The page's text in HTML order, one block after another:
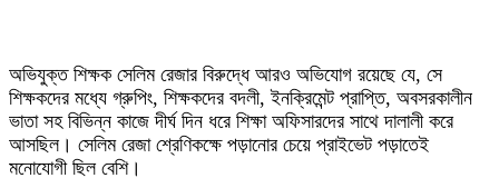
অভিযুক্ত শিক্ষক সেলিম রেজার বিরুদ্ধে আরও অভিযোগ রয়েছে যে, সে
শিক্ষকদের মধ্যে গ্রুপিং, শিক্ষকদের বদলী, ইনক্রিমেন্ট প্রাপ্তি, অবসরকালীন
ভাতা সহ বিভিন্ন কাজে দীর্ঘ দিন ধরে শিক্ষা অফিসারদের সাথে দালালী করে
আসছিল। সেলিম রেজা শ্রেণিকক্ষে পড়ানোর চেয়ে প্রাইভেট পড়াতেই
মনোযোগী ছিল বেশি।